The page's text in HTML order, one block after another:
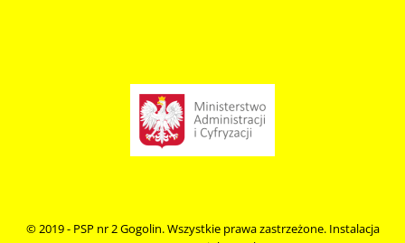
© 2019 - PSP nr 2 Gogolin. Wszystkie prawa zastrzeżone. Instalacja